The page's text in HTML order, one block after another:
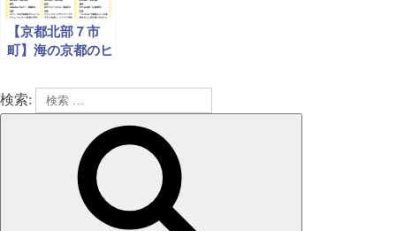
【京都北部７市
町】海の京都のヒ
然 ”プチハッピ
ー”をシェアする
検索: